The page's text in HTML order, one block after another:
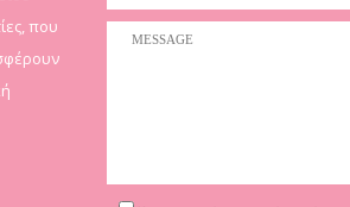
που